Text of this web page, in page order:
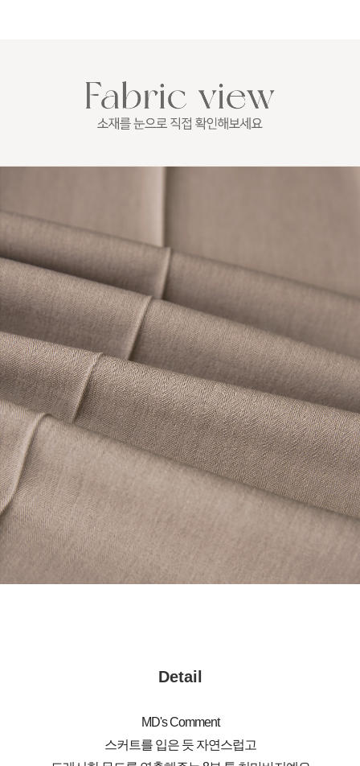
Detail
MD's Comment
스커트를 입은 듯 자연스럽고